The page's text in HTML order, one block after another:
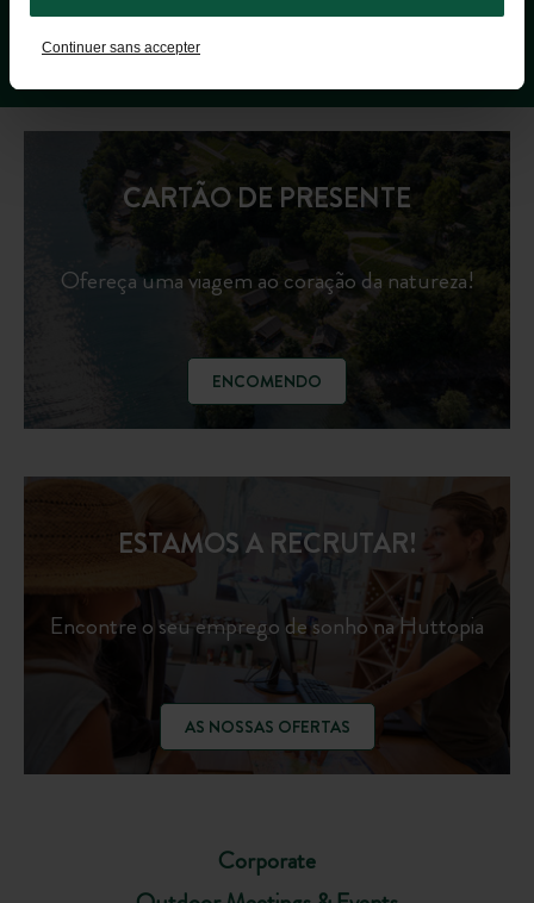
Continuer sans accepter
CARTÃO DE PRESENTE
Ofereça uma viagem ao coração da natureza!
ENCOMENDO
Corporate
ESTAMOS A RECRUTAR!
Encontre o seu emprego de sonho na Huttopia
AS NOSSAS OFERTAS